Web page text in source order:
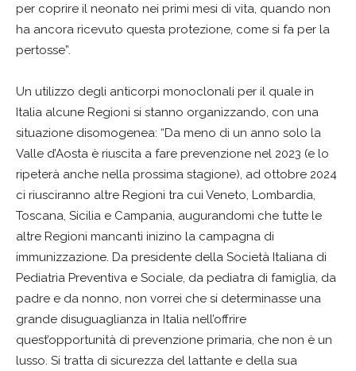
per coprire il neonato nei primi mesi di vita, quando non
ha ancora ricevuto questa protezione, come si fa per la
pertosse”.
Un utilizzo degli anticorpi monoclonali per il quale in
Italia alcune Regioni si stanno organizzando, con una
situazione disomogenea: “Da meno di un anno solo la
Valle d’Aosta è riuscita a fare prevenzione nel 2023 (e lo
ripeterà anche nella prossima stagione), ad ottobre 2024
ci riusciranno altre Regioni tra cui Veneto, Lombardia,
Toscana, Sicilia e Campania, augurandomi che tutte le
altre Regioni mancanti inizino la campagna di
immunizzazione. Da presidente della Società Italiana di
Pediatria Preventiva e Sociale, da pediatra di famiglia, da
padre e da nonno, non vorrei che si determinasse una
grande disuguaglianza in Italia nell’offrire
quest’opportunità di prevenzione primaria, che non è un
lusso. Si tratta di sicurezza del lattante e della sua